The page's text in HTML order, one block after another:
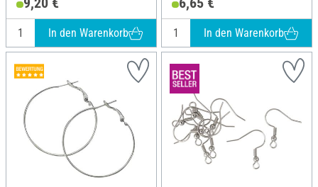
In den Warenkorb In den Warenkorb